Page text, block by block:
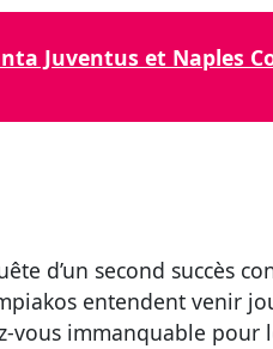
Juventus et Naples
d’un second succès
entendent venir
immanquable pour